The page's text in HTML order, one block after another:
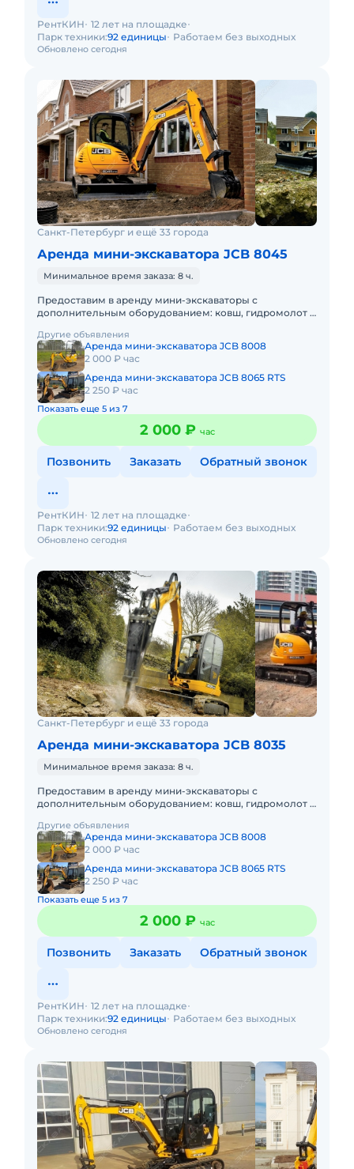
Обновлено сегодня
РентКИН 12 лет на площадке
Парк техники:92 единицы Работаем без выходных
Санкт-Петербург и ещё 33 города
Аренда мини-экскаватора JCB 8045
Минимальное время заказа: 8 ч.
Предоставим в аренду мини-экскаваторы с
дополнительным оборудованием: ковш, гидромолот и
доставка эвакуаторо
Другие объявления
Аренда мини-экскаватора JCB 8008
2 000 ₽ час
Аренда мини-экскаватора JCB 8065 RTS
2 250 ₽ час
Показать еще 5 из 7
2 000 ₽ час
Позвонить Заказать Обратный звонок
Обновлено сегодня
РентКИН 12 лет на площадке
Парк техники:92 единицы Работаем без выходных
Санкт-Петербург и ещё 33 города
Аренда мини-экскаватора JCB 8035
Минимальное время заказа: 8 ч.
Предоставим в аренду мини-экскаваторы с
дополнительным оборудованием: ковш, гидромолот и
часов работы + 1 час
Другие объявления
Аренда мини-экскаватора JCB 8008
2 000 ₽ час
Аренда мини-экскаватора JCB 8065 RTS
2 250 ₽ час
Показать еще 5 из 7
2 000 ₽ час
Позвонить Заказать Обратный звонок
Обновлено сегодня
РентКИН 12 лет на площадке
Парк техники:92 единицы Работаем без выходных